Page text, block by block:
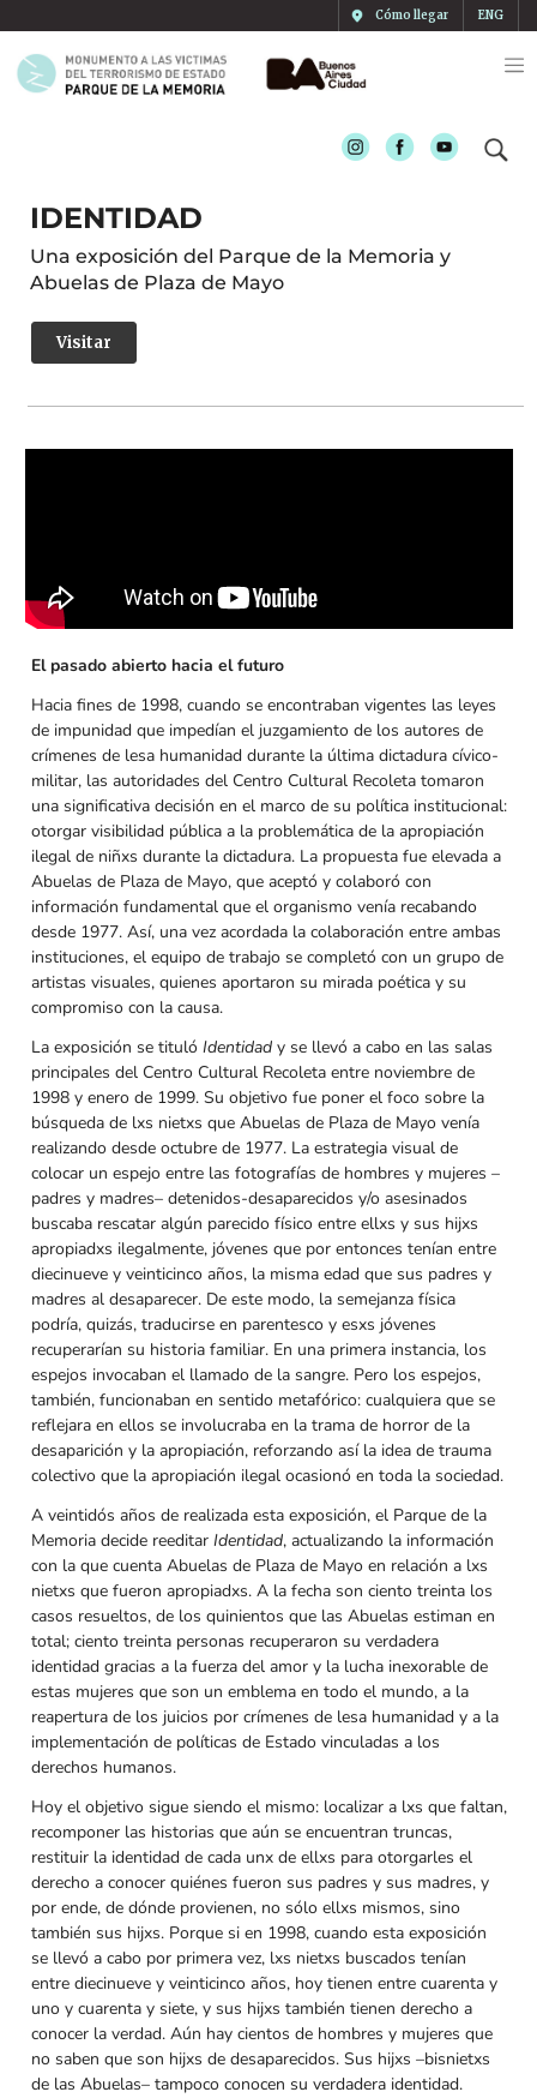
Cómo llegar ENG
InstagramFacebookYoutube
IDENTIDAD
Una exposición del Parque de la Memoria y
Abuelas de Plaza de Mayo
Visitar
El pasado abierto hacia el futuro
Hacia fines de 1998, cuando se encontraban vigentes las leyes
de impunidad que impedían el juzgamiento de los autores de
crímenes de lesa humanidad durante la última dictadura cívico-
militar, las autoridades del Centro Cultural Recoleta tomaron
una significativa decisión en el marco de su política institucional:
otorgar visibilidad pública a la problemática de la apropiación
ilegal de niñxs durante la dictadura. La propuesta fue elevada a
Abuelas de Plaza de Mayo, que aceptó y colaboró con
información fundamental que el organismo venía recabando
desde 1977. Así, una vez acordada la colaboración entre ambas
instituciones, el equipo de trabajo se completó con un grupo de
artistas visuales, quienes aportaron su mirada poética y su
compromiso con la causa.
La exposición se tituló Identidad y se llevó a cabo en las salas
principales del Centro Cultural Recoleta entre noviembre de
1998 y enero de 1999. Su objetivo fue poner el foco sobre la
búsqueda de lxs nietxs que Abuelas de Plaza de Mayo venía
realizando desde octubre de 1977. La estrategia visual de
colocar un espejo entre las fotografías de hombres y mujeres –
padres y madres– detenidos-desaparecidos y/o asesinados
buscaba rescatar algún parecido físico entre ellxs y sus hijxs
apropiadxs ilegalmente, jóvenes que por entonces tenían entre
diecinueve y veinticinco años, la misma edad que sus padres y
madres al desaparecer. De este modo, la semejanza física
podría, quizás, traducirse en parentesco y esxs jóvenes
recuperarían su historia familiar. En una primera instancia, los
espejos invocaban el llamado de la sangre. Pero los espejos,
también, funcionaban en sentido metafórico: cualquiera que se
reflejara en ellos se involucraba en la trama de horror de la
desaparición y la apropiación, reforzando así la idea de trauma
colectivo que la apropiación ilegal ocasionó en toda la sociedad.
A veintidós años de realizada esta exposición, el Parque de la
Memoria decide reeditar Identidad, actualizando la información
con la que cuenta Abuelas de Plaza de Mayo en relación a lxs
nietxs que fueron apropiadxs. A la fecha son ciento treinta los
casos resueltos, de los quinientos que las Abuelas estiman en
total; ciento treinta personas recuperaron su verdadera
identidad gracias a la fuerza del amor y la lucha inexorable de
estas mujeres que son un emblema en todo el mundo, a la
reapertura de los juicios por crímenes de lesa humanidad y a la
implementación de políticas de Estado vinculadas a los
derechos humanos.
Hoy el objetivo sigue siendo el mismo: localizar a lxs que faltan,
recomponer las historias que aún se encuentran truncas,
restituir la identidad de cada unx de ellxs para otorgarles el
derecho a conocer quiénes fueron sus padres y sus madres, y
por ende, de dónde provienen, no sólo ellxs mismos, sino
también sus hijxs. Porque si en 1998, cuando esta exposición
se llevó a cabo por primera vez, lxs nietxs buscados tenían
entre diecinueve y veinticinco años, hoy tienen entre cuarenta y
uno y cuarenta y siete, y sus hijxs también tienen derecho a
conocer la verdad. Aún hay cientos de hombres y mujeres que
no saben que son hijxs de desaparecidos. Sus hijxs –bisnietxs
de las Abuelas– tampoco conocen su verdadera identidad.